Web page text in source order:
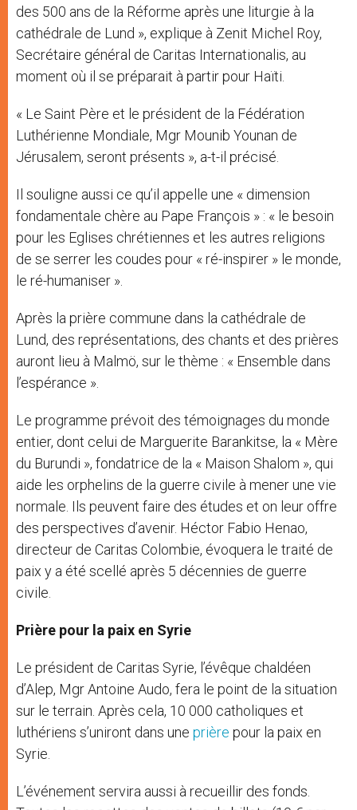
des 500 ans de la Réforme après une liturgie à la
cathédrale de Lund », explique à Zenit Michel Roy,
Secrétaire général de Caritas Internationalis, au
moment où il se préparait à partir pour Haïti.
« Le Saint Père et le président de la Fédération
Luthérienne Mondiale, Mgr Mounib Younan de
Jérusalem, seront présents », a-t-il précisé.
Il souligne aussi ce qu’il appelle une « dimension
fondamentale chère au Pape François » : « le besoin
pour les Eglises chrétiennes et les autres religions
de se serrer les coudes pour « ré-inspirer » le monde,
le ré-humaniser ».
Après la prière commune dans la cathédrale de
Lund, des représentations, des chants et des prières
auront lieu à Malmö, sur le thème : « Ensemble dans
l’espérance ».
Le programme prévoit des témoignages du monde
entier, dont celui de Marguerite Barankitse, la « Mère
du Burundi », fondatrice de la « Maison Shalom », qui
aide les orphelins de la guerre civile à mener une vie
normale. Ils peuvent faire des études et on leur offre
des perspectives d’avenir. Héctor Fabio Henao,
directeur de Caritas Colombie, évoquera le traité de
paix y a été scellé après 5 décennies de guerre
civile.
Prière pour la paix en Syrie
Le président de Caritas Syrie, l’évêque chaldéen
d’Alep, Mgr Antoine Audo, fera le point de la situation
sur le terrain. Après cela, 10 000 catholiques et
luthériens s’uniront dans une prière pour la paix en
Syrie.
L’événement servira aussi à recueillir des fonds.